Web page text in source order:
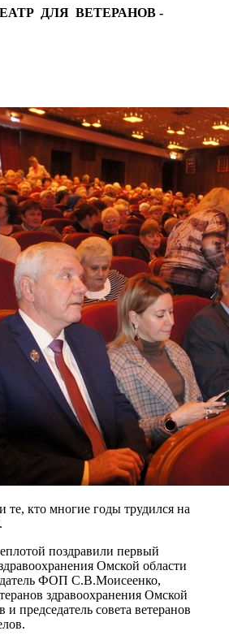
ДЛЯ ВЕТЕРАНОВ -
те, кто многие годы трудился на
поздравили первый
Омской области
ФОП С.В.Моисеенко,
здравоохранения Омской
председатель совета ветеранов